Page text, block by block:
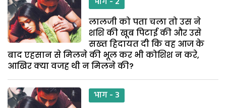
लालजी को पता चला तो उस ने
शशि की खूब पिटाई की और उसे
सख्त हिदायत दी कि वह आज के
बाद एहसान से मिलने की भूल कर भी कोशिश न करे,
आखिर क्या वजह थी न मिलने की?
भाग - 3